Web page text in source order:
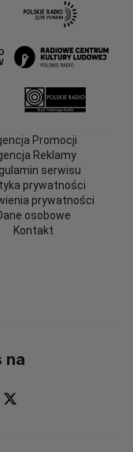
Promocji
Reklamy
serwisu
prywatności
prywatności
osobowe
Kontakt
na